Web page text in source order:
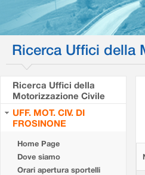
Ricerca Uffici della
Ricerca Uffici della
Motorizzazione Civile
UFF. MOT. CIV. DI
FROSINONE
Home Page
Dove siamo
Orari apertura sportelli